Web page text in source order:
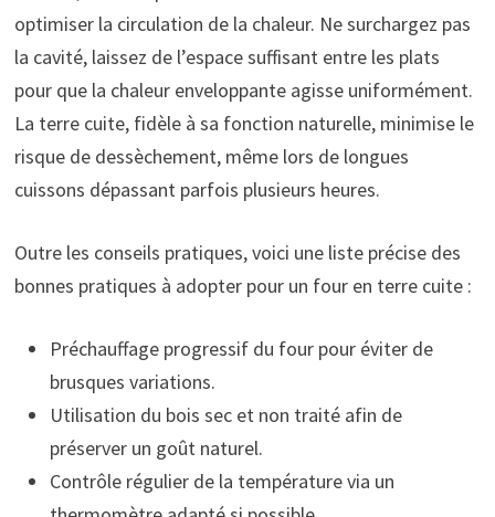
optimiser la circulation de la chaleur. Ne surchargez pas
la cavité, laissez de l’espace suffisant entre les plats
pour que la chaleur enveloppante agisse uniformément.
La terre cuite, fidèle à sa fonction naturelle, minimise le
risque de dessèchement, même lors de longues
cuissons dépassant parfois plusieurs heures.
Outre les conseils pratiques, voici une liste précise des
bonnes pratiques à adopter pour un four en terre cuite :
Préchauffage progressif du four pour éviter de
brusques variations.
Utilisation du bois sec et non traité afin de
préserver un goût naturel.
Contrôle régulier de la température via un